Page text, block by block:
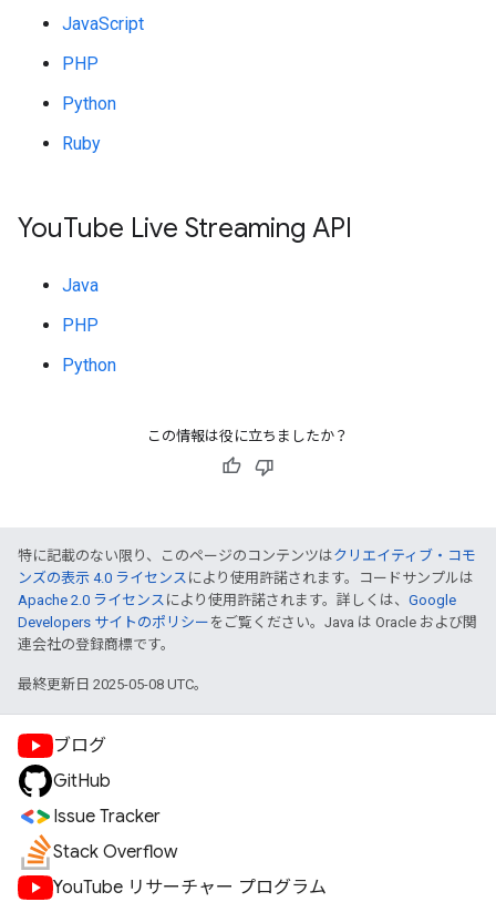
JavaScript
PHP
Python
Ruby
YouTube Live Streaming API
Java
PHP
Python
この情報は役に立ちましたか？
特に記載のない限り、このページのコンテンツはクリエイティブ・コモ
ンズの表示 4.0 ライセンス により使用許諾されます。コードサンプルは
Apache 2.0 ライセンス により使用許諾されます。詳しくは、 Google
Developers サイトのポリシー をご覧ください。Java は Oracle および関
連会社の登録商標です。
最終更新日 2025-05-08 UTC。
ブログ
GitHub
Issue Tracker
Stack Overflow
YouTube リサーチャー プログラム